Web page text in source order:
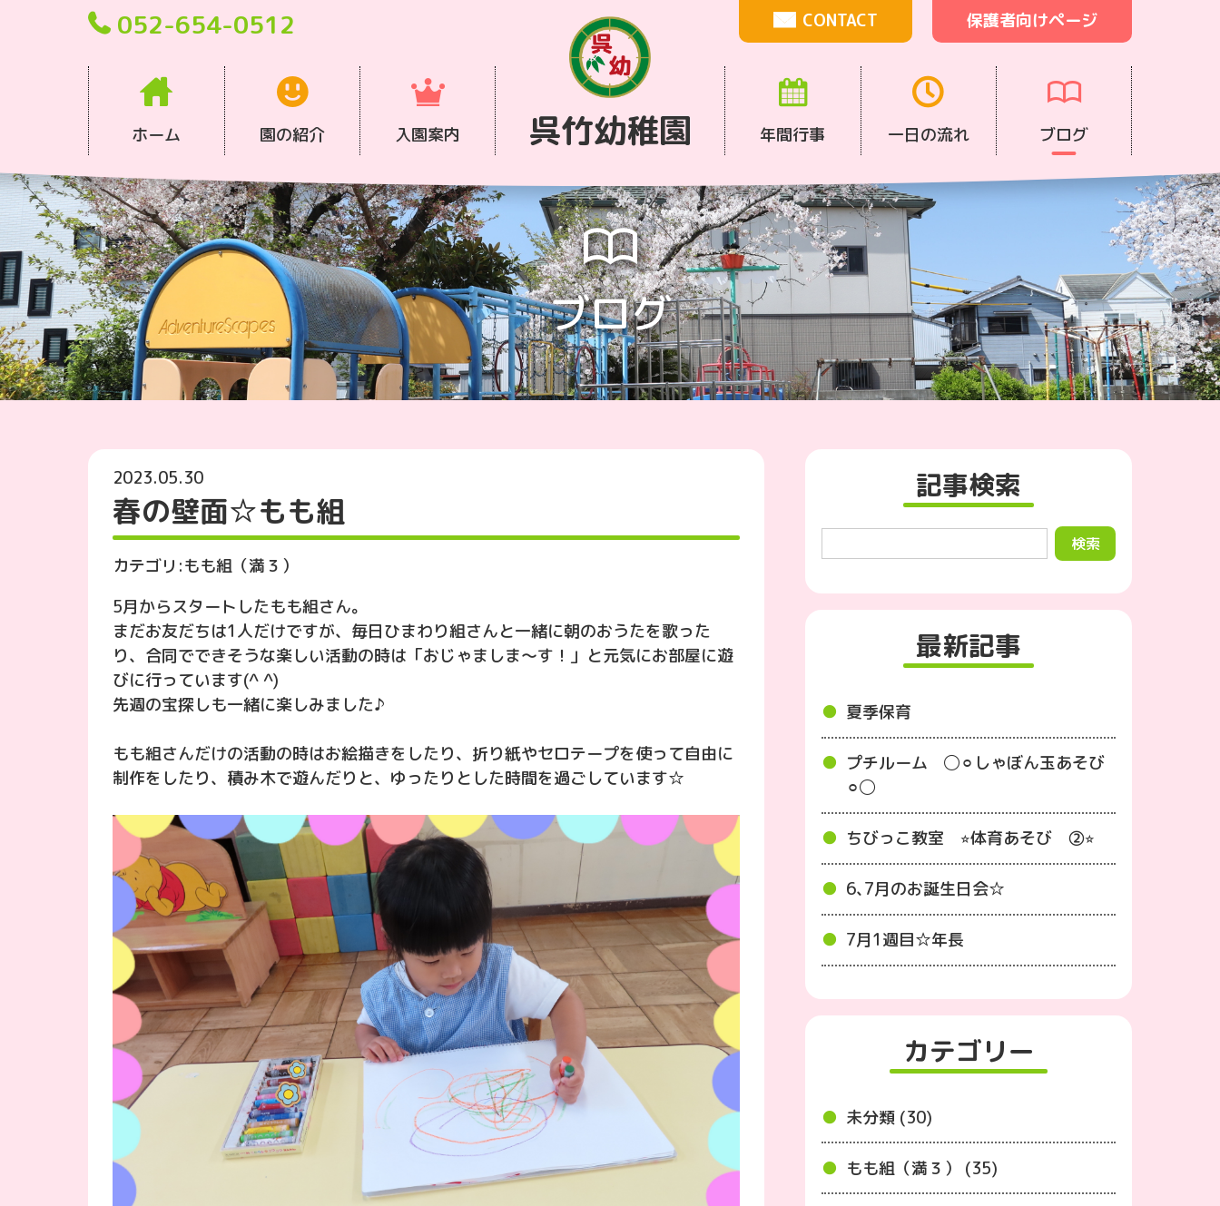
052-654-0512 CONTACT 保護者向けページ
呉竹幼稚園
ホーム 園の紹介 入園案内 年間行事 一日の流れ ブログ
ブログ
2023.05.30
春の壁面☆もも組
カテゴリ:もも組（満３）
5月からスタートしたもも組さん。
まだお友だちは1人だけですが、毎日ひまわり組さんと一緒に朝のおうたを歌った
り、合同でできそうな楽しい活動の時は「おじゃましま〜す！」と元気にお部屋に遊
びに行っています(^ ^)
先週の宝探しも一緒に楽しみました♪
もも組さんだけの活動の時はお絵描きをしたり、折り紙やセロテープを使って自由に
制作をしたり、積み木で遊んだりと、ゆったりとした時間を過ごしています☆
記事検索
最新記事
夏季保育
プチルーム ◯⚪︎しゃぼん玉あそび
⚪︎◯
ちびっこ教室 ⭐︎体育あそび ②⭐︎
6､7月のお誕生日会☆
7月1週目☆年長
カテゴリー
未分類 (30)
もも組（満３） (35)